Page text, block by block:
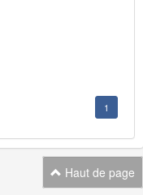
1
Haut de page